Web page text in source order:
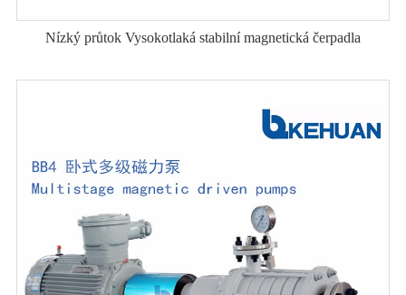
Nízký průtok Vysokotlaká stabilní magnetická čerpadla